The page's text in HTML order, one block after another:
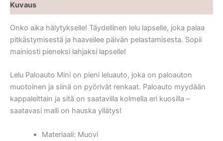
Kuvaus
Onko aika hälytykselle! Täydellinen lelu lapselle, joka palaa
pitkästymisestä ja haaveilee päivän pelastamisesta. Sopii
mainiosti pieneksi lahjaksi lapselle!
Lelu Paloauto Mini on pieni leluauto, joka on paloauton
muotoinen ja siinä on pyörivät renkaat. Paloauto myydään
kappaleittain ja sitä on saatavilla kolmella eri kuosilla –
saatavasi malli on hauska yllätys!
Materiaali: Muovi